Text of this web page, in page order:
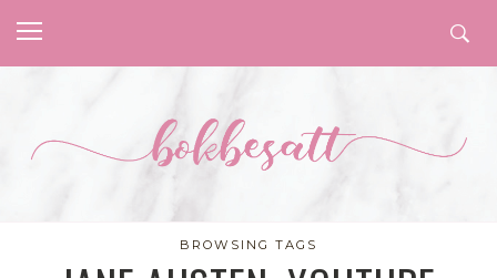
BROWSING TAGS